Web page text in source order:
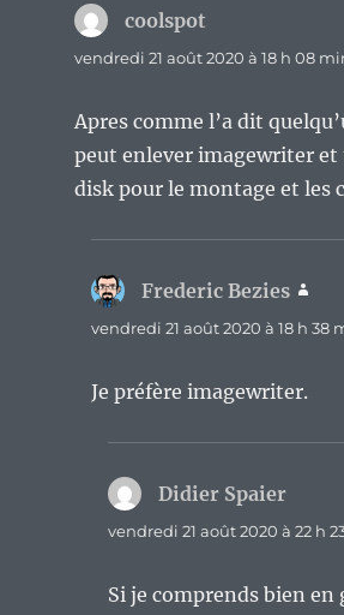
coolspot
vendredi 21 août 2020 à 18 h 08
Apres comme l’a dit
peut enlever imagewriter
disk pour le montage et les
Frederic Bezies
vendredi 21 août 2020 à 18 h 38
Je préfère imagewriter.
Didier Spaier
vendredi 21 août 2020 à 22 h
Si je comprends bien en